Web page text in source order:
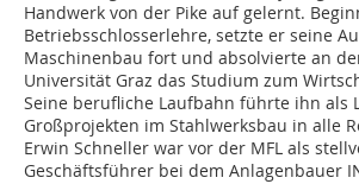
Handwerk von der Pike auf gelernt.
Betriebsschlosserlehre, setzte er seine
Maschinenbau fort und absolvierte an
Universität Graz das Studium zum
Seine berufliche Laufbahn führte ihn als
Großprojekten im Stahlwerksbau in alle
Erwin Schneller war vor der MFL als
Geschäftsführer bei dem Anlagenbauer